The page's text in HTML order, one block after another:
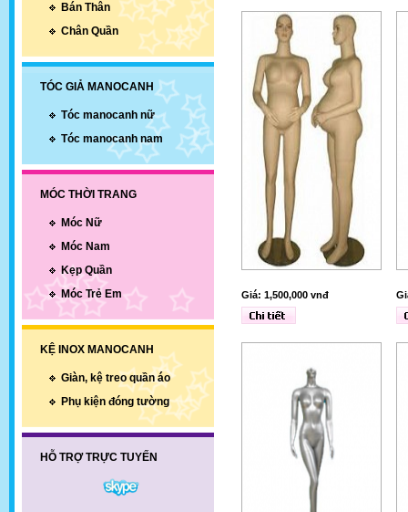
Bán Thân
Chân Quần
TÓC GIẢ MANOCANH
Tóc manocanh nữ
Tóc manocanh nam
MÓC THỜI TRANG
Móc Nữ
Móc Nam
Kẹp Quần
Móc Trẻ Em
KỆ INOX MANOCANH
Giàn, kệ treo quần áo
Phụ kiện đóng tường
HỖ TRỢ TRỰC TUYẾN
Giá: 1,500,000 vnđ